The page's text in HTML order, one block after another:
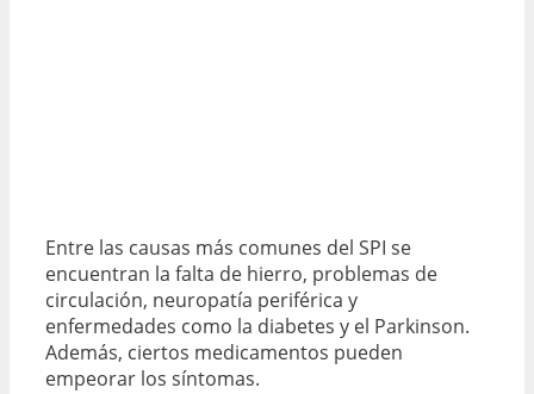
Entre las causas más comunes del SPI se
encuentran la falta de hierro, problemas de
circulación, neuropatía periférica y
enfermedades como la diabetes y el Parkinson.
Además, ciertos medicamentos pueden
empeorar los síntomas.